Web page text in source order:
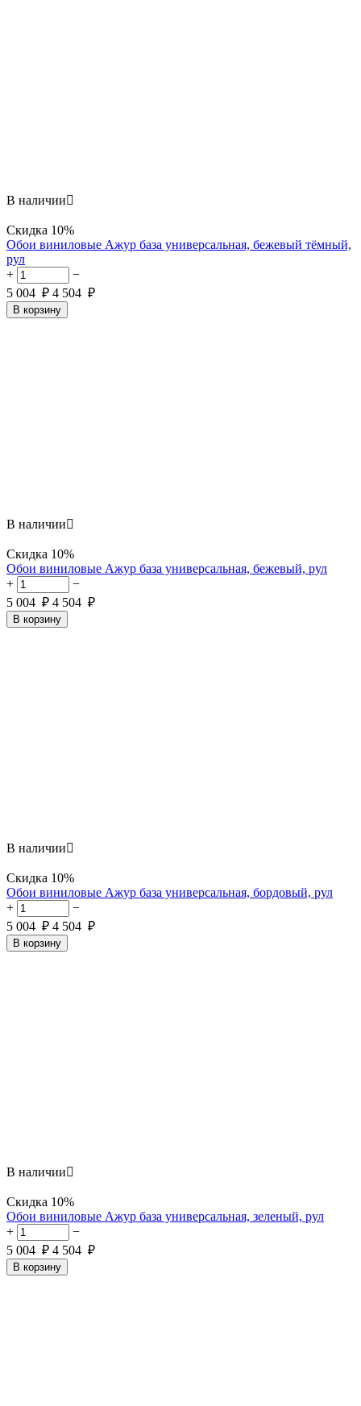
В наличии
Скидка 10%
Обои виниловые Ажур база универсальная, бежевый тёмный,
рул
+
−
5 004 ₽ 4 504 ₽
В корзину
В наличии
Скидка 10%
Обои виниловые Ажур база универсальная, бежевый, рул
+
−
5 004 ₽ 4 504 ₽
В корзину
В наличии
Скидка 10%
Обои виниловые Ажур база универсальная, бордовый, рул
+
−
5 004 ₽ 4 504 ₽
В корзину
В наличии
Скидка 10%
Обои виниловые Ажур база универсальная, зеленый, рул
+
−
5 004 ₽ 4 504 ₽
В корзину